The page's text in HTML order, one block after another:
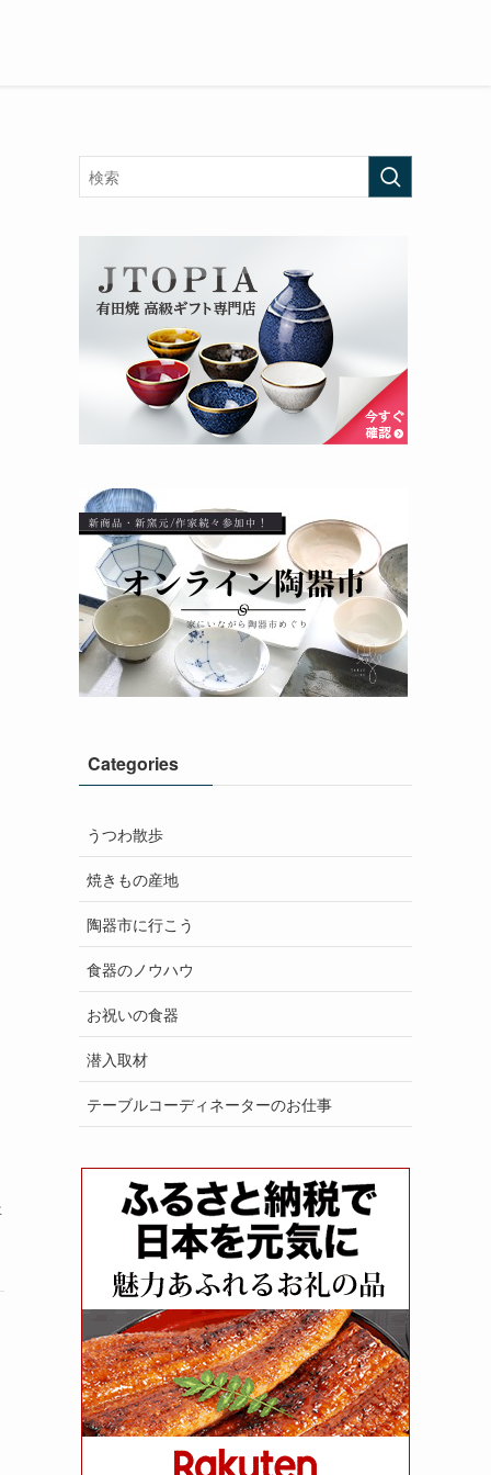
Categories
うつわ散歩
焼きもの産地
陶器市に行こう
食器のノウハウ
お祝いの食器
潜入取材
テーブルコーディネーターのお仕事